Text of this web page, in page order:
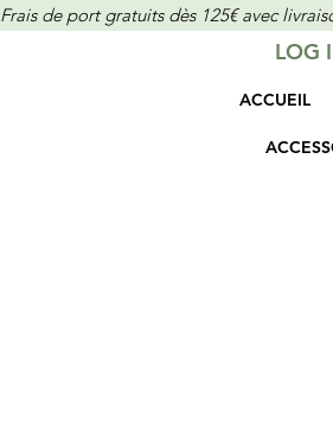
Frais de port gratuits dès 125€ avec
LOG
ACCUEIL